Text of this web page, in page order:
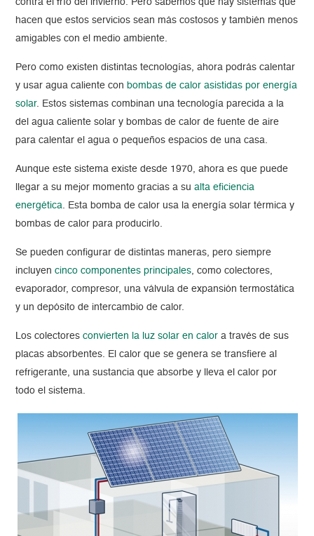
contra el frío del invierno. Pero sabemos que hay sistemas que
hacen que estos servicios sean más costosos y también menos
amigables con el medio ambiente.
Pero como existen distintas tecnologías, ahora podrás calentar
y usar agua caliente con bombas de calor asistidas por energía
solar. Estos sistemas combinan una tecnología parecida a la
del agua caliente solar y bombas de calor de fuente de aire
para calentar el agua o pequeños espacios de una casa.
Aunque este sistema existe desde 1970, ahora es que puede
llegar a su mejor momento gracias a sualta eficiencia
energética. Esta bomba de calor usa la energía solar térmica y
bombas de calor para producirlo.
Se pueden configurar de distintas maneras, pero siempre
incluyencinco componentes principales, como colectores,
evaporador, compresor, una válvula de expansión termostática
y un depósito de intercambio de calor.
Los colectoresconvierten la luz solar en calor a través de sus
placas absorbentes. El calor que se genera se transfiere al
refrigerante, una sustancia que absorbe y lleva el calor por
todo el sistema.